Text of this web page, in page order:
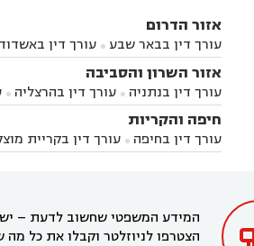
אזור הדרום
עורך דין בבאר שבע  עורך דין באשדוד
באשקלון
עורך דין בבאר טוביה
עורך דין בניר הבנים עורך דין בערד
זיקים
עורך דין בנתיבות עורך דין
אזור השרון והסביבה
עורך דין בנתניה  עורך דין בהרצליה 
עורך דין בחדרה עורך דין בכפר סבא
השרון
עורך דין באבן יהודה
עורך דין בחריש  עורך דין בקיסריה 
חיפה והקריות
עורך דין בחיפה  עורך דין בקריית
בקרית מוצקין
עורך דין בקריית אתא
המידע המשפטי שחשוב לדעת –
הצטרפו לניוזלטר וקבלו את כל